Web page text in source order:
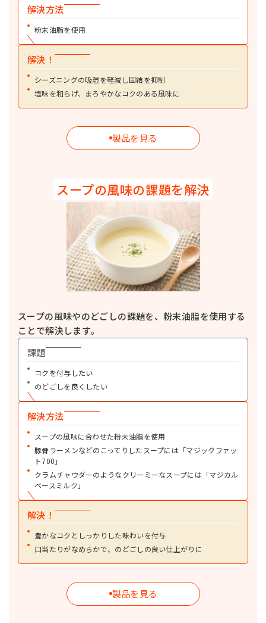
ミヨシ亜麻仁油パウダー（1×6）
α-リノレン酸を250mg/g以上含有した粉末油脂です。健康食品、完全栄養
食、介護食、ペットフードなどにお使いいただけます。
食用牛脂 ショートニング・ラード・調理用油脂
食用牛脂です。フライや炒め物、練り込みなど、幅広い料理に甘みやコクを
付与します。
解決方法
粉末油脂を使用
解決！
シーズニングの吸湿を軽減し固結を抑制
塩味を和らげ、まろやかなコクのある風味に
製品を見る
スープの風味の課題を解決
スープの風味やのどごしの課題を、粉末油脂を使用する
ことで解決します。
課題
コクを付与したい
のどごしを良くしたい
解決方法
スープの風味に合わせた粉末油脂を使用
豚骨ラーメンなどのこってりしたスープには「マジックファッ
ト700」
クラムチャウダーのようなクリーミーなスープには「マジカル
ベースミルク」
解決！
豊かなコクとしっかりした味わいを付与
口当たりがなめらかで、のどごしの良い仕上がりに
製品を見る